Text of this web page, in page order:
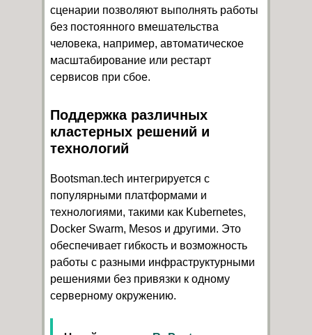
сценарии позволяют выполнять работы
без постоянного вмешательства
человека, например, автоматическое
масштабирование или рестарт
сервисов при сбое.
Поддержка различных
кластерных решений и
технологий
Bootsman.tech интегрируется с
популярными платформами и
технологиями, такими как Kubernetes,
Docker Swarm, Mesos и другими. Это
обеспечивает гибкость и возможность
работы с разными инфраструктурными
решениями без привязки к одному
серверному окружению.